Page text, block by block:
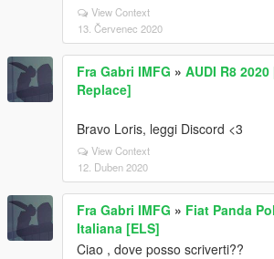
View Context
13. Červenec 2020
Fra Gabri IMFG » AUDI R8
Replace]
Bravo Loris, leggi Discord <3
View Context
12. Duben 2020
Fra Gabri IMFG » Fiat Panda
Italiana [ELS]
Ciao , dove posso scriverti??